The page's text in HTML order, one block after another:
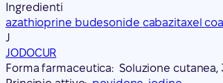
Ingredienti
azathioprine budesonide cabazitaxel
J
JODOCUR
Forma farmaceutica: Soluzione cutanea,